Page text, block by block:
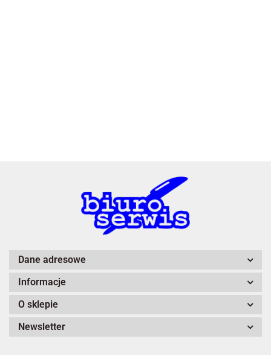
A4 Tech
Dane adresowe
Informacje
O sklepie
Newsletter